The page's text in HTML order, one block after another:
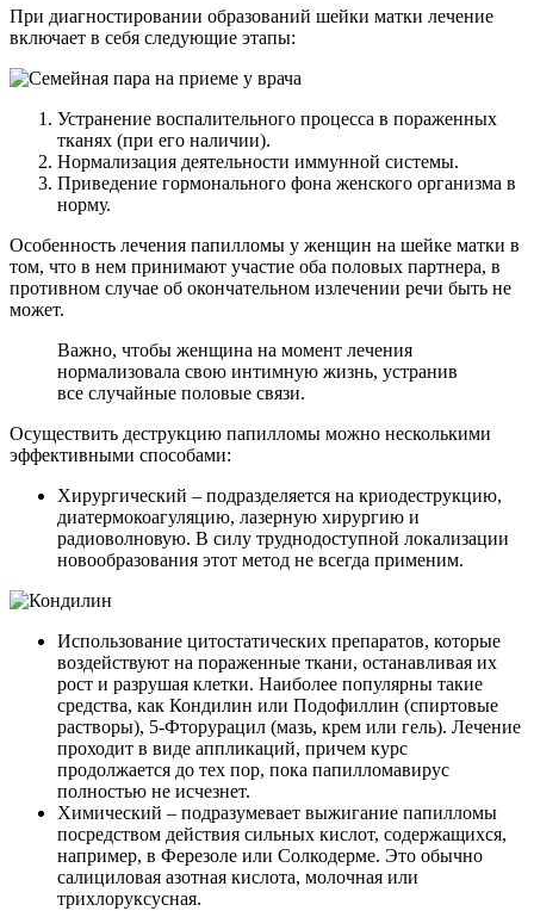
При диагностировании образований шейки матки лечение
включает в себя следующие этапы:
Устранение воспалительного процесса в пораженных
тканях (при его наличии).
Нормализация деятельности иммунной системы.
Приведение гормонального фона женского организма в
норму.
Особенность лечения папилломы у женщин на шейке матки в
том, что в нем принимают участие оба половых партнера, в
противном случае об окончательном излечении речи быть не
может.
Важно, чтобы женщина на момент лечения
нормализовала свою интимную жизнь, устранив
все случайные половые связи.
Осуществить деструкцию папилломы можно несколькими
эффективными способами:
Хирургический – подразделяется на криодеструкцию,
диатермокоагуляцию, лазерную хирургию и
радиоволновую. В силу труднодоступной локализации
новообразования этот метод не всегда применим.
Использование цитостатических препаратов, которые
воздействуют на пораженные ткани, останавливая их
рост и разрушая клетки. Наиболее популярны такие
средства, как Кондилин или Подофиллин (спиртовые
растворы), 5-Фторурацил (мазь, крем или гель). Лечение
проходит в виде аппликаций, причем курс
продолжается до тех пор, пока папилломавирус
полностью не исчезнет.
Химический – подразумевает выжигание папилломы
посредством действия сильных кислот, содержащихся,
например, в Ферезоле или Солкодерме. Это обычно
салициловая азотная кислота, молочная или
трихлоруксусная.